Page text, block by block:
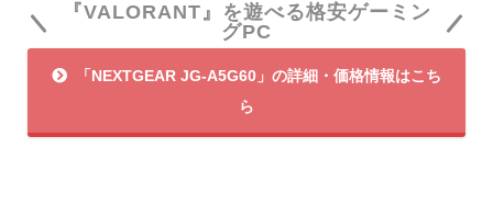
『VALORANT』を遊べる格安ゲーミン
グPC
「NEXTGEAR JG-A5G60」の詳細・価格情報はこち
ら